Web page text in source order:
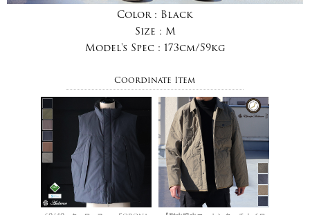
Color : Black
Size : M
Model's Spec : 173cm/59kg
Coordinate Item